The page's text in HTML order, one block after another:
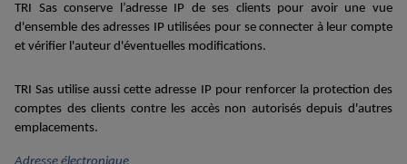
TRI Sas conserve l’adresseIP de ses clients pour avoir une vue
d'ensemble des adresses IP utilisées pour se connecter à leur compte
et vérifier l'auteur d'éventuelles modifications.
TRI Sas utilise aussi cette adresse IP pour renforcer la protection des
comptes des clients contre les accès non autorisés depuis d'autres
emplacements.